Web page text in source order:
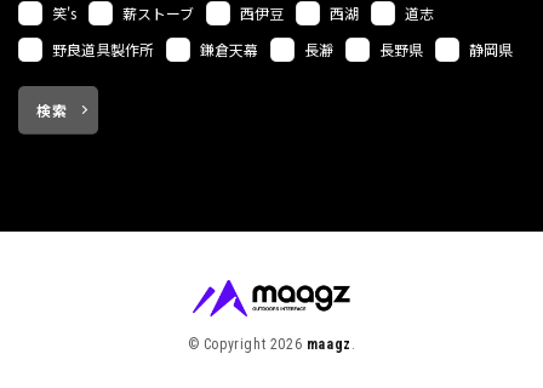
笑's
薪ストーブ 西伊豆 西湖
道志
野良道具製作所
鎌倉天幕 長瀞 長野県 静岡県
検索
© Copyright 2026 maagz .